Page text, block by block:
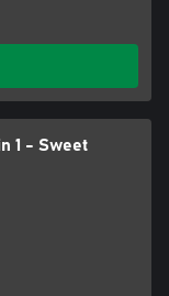
1 - Sweet